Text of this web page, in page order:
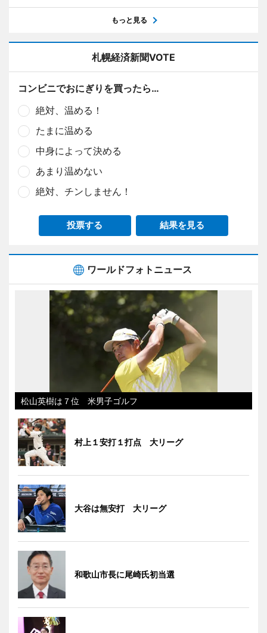
もっと見る
札幌経済新聞VOTE
コンビニでおにぎりを買ったら…
絶対、温める！
たまに温める
中身によって決める
あまり温めない
絶対、チンしません！
投票する 結果を見る
ワールドフォトニュース
松山英樹は７位 米男子ゴルフ
村上１安打１打点 大リーグ
大谷は無安打 大リーグ
和歌山市長に尾崎氏初当選